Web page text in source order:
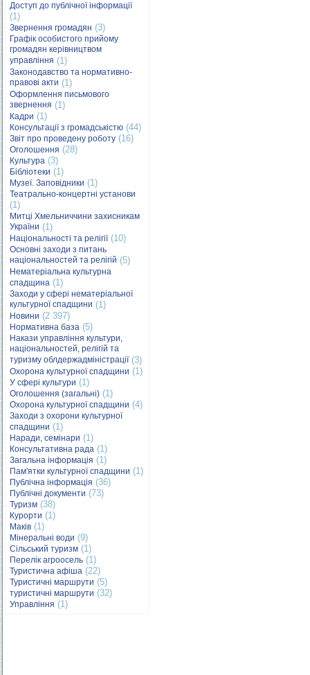
Доступ до публічної інформації
(1)
Звернення громадян (3)
Графік особистого прийому
громадян керівництвом
управління (1)
Законодавство та нормативно-
правові акти (1)
Оформлення письмового
звернення (1)
Кадри (1)
Консультації з громадськістю (44)
Звіт про проведену роботу (16)
Оголошення (28)
Культура (3)
Бібліотеки (1)
Музеї. Заповідники (1)
Театрально-концертні установи
(1)
Митці Хмельниччини захисникам
України (1)
Національності та релігії(10)
Основні заходи з питань
національностей та релігій (5)
Нематеріальна культурна
спадщина (1)
Заходи у сфері нематеріальної
культурної спадщини (1)
Новини (2 397)
Нормативна база (5)
Накази управління культури,
національностей, релігій та
туризму облдержадміністрації(3)
Охорона культурної спадщини (1)
У сфері культури (1)
Оголошення (загальні) (1)
Охорона культурної спадщини (4)
Заходи з охорони культурної
спадщини (1)
Наради, семінари (1)
Консультативна рада (1)
Загальна інформація (1)
Пам'ятки культурної спадщини (1)
Публічна інформація (36)
Публічні документи (73)
Туризм (38)
Курорти (1)
Маків (1)
Мінеральні води (9)
Сільський туризм (1)
Перелік агроосель (1)
Туристична афіша (22)
Туристичні маршрути (5)
туристичні маршрути (32)
Управління (1)